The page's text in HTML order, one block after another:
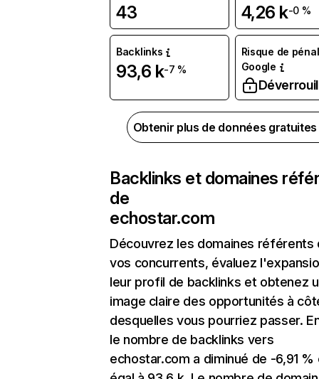
43 4,26 k-0 %
Backlinks
93,6 k-7 %
Risque de
Google
Obtenir plus de données
Backlinks et domaines
de
echostar.com
Découvrez les domaines référents
vos concurrents, évaluez
leur profil de backlinks et obtenez
image claire des opportunités à
desquelles vous pourriez passer.
le nombre de backlinks vers
echostar.com a diminué de -6,91